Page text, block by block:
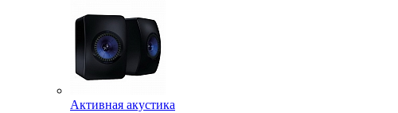
Активная акустика